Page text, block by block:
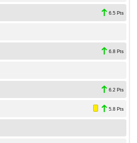
6.5 Pts
6.8 Pts
6.2 Pts
5.8 Pts